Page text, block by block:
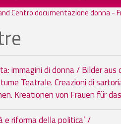
Centro documentazione donna
immagini di donna / Bilder
Teatrale. Creazioni di
Kreationen von Frauen für
links for 05.
e riforma della politica’ /